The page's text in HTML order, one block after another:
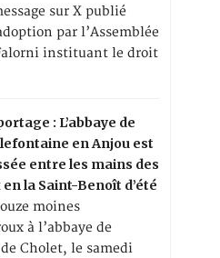
sur X publié
par l’Assemblée
instituant le droit
: L’abbaye de
en Anjou est
entre les mains des
la Saint-Benoît d’été
moines
à l’abbaye de
Cholet, le samedi